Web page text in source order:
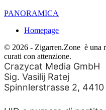
PANORAMICA
Homepage
© 2026 - Zigarren.Zone è una
curati con attenzione.
Crazycat Media GmbH
Sig. Vasilij Ratej
Spinnlerstrasse 2,